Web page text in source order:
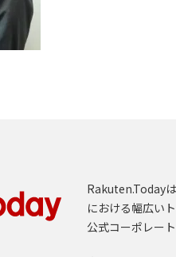
Rakuten.Today
における幅広い
公式コーポレート